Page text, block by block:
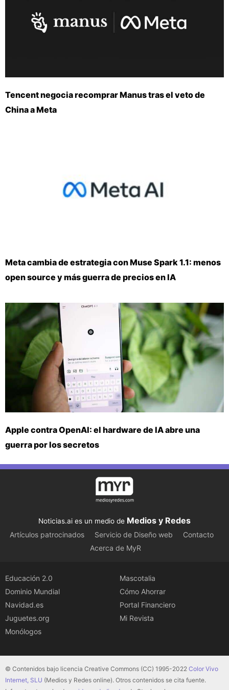
Tencent negocia recomprar Manus tras el veto de
China a Meta
Meta cambia de estrategia con Muse Spark 1.1: menos
open source y más guerra de precios en IA
Apple contra OpenAI: el hardware de IA abre una
guerra por los secretos
Noticias.ai es un medio de Medios y Redes
Artículos patrocinados Servicio de Diseño web
Contacto
Acerca de MyR
Educación 2.0
Dominio Mundial
Navidad.es
Juguetes.org
Monólogos
Mascotalia
Cómo Ahorrar
Portal Financiero
Mi Revista
© Contenidos bajo licencia Creative Commons (CC) 1995-2022 Color Vivo
Internet, SLU (Medios y Redes online). Otros contenidos se cita fuente.